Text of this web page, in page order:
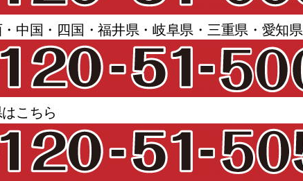
中国・四国・福井県・岐阜県・三重県・愛知県
こちら